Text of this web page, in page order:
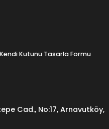
Kutunu Tasarla Formu
Cad., No:17, Arnavutköy,